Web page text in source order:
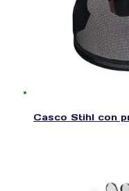
Casco Stihl con